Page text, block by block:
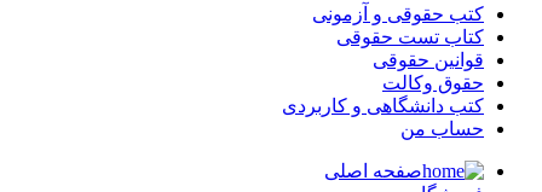
کتب حقوقی و آزمونی
کتاب تست حقوقی
قوانین حقوقی
حقوق وکالت
کتب دانشگاهی و کاربردی
حساب من
صفحه اصلی